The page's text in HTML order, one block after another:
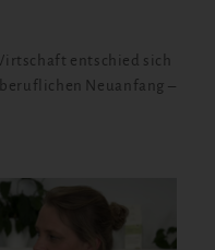
entschied sich
Neuanfang –